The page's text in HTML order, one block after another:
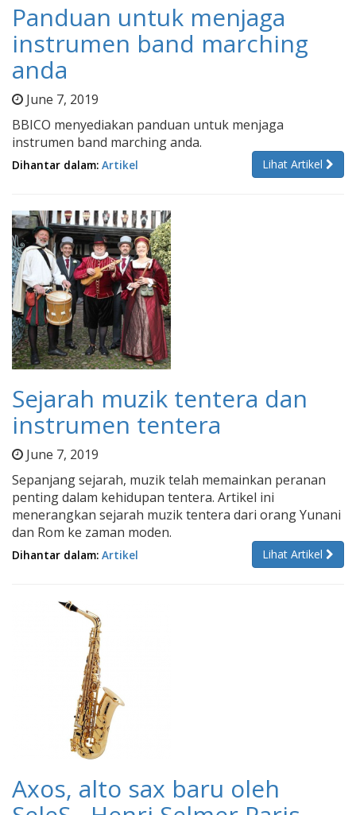
Panduan untuk menjaga
instrumen band marching
anda
June 7, 2019
BBICO menyediakan panduan untuk menjaga
instrumen band marching anda.
Lihat Artikel
Dihantar dalam: Artikel
Sejarah muzik tentera dan
instrumen tentera
June 7, 2019
Sepanjang sejarah, muzik telah memainkan peranan
penting dalam kehidupan tentera. Artikel ini
menerangkan sejarah muzik tentera dari orang Yunani
dan Rom ke zaman moden.
Lihat Artikel
Dihantar dalam: Artikel
Axos, alto sax baru oleh